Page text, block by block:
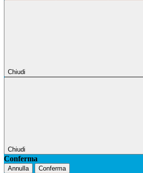
Chiudi
Chiudi
Conferma
Annulla Conferma